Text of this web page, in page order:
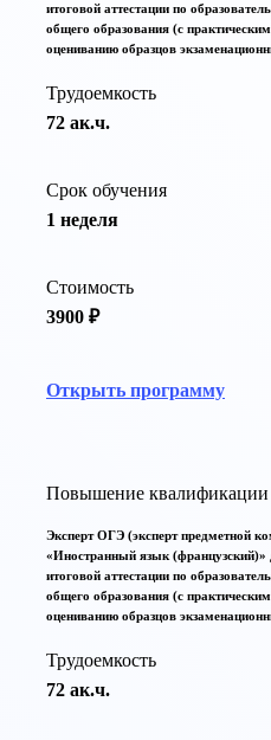
итоговой аттестации по
общего образования (с
оцениванию образцов
Трудоемкость
72 ак.ч.
Срок обучения
1 неделя
Стоимость
3900 ₽
Открыть программу
Повышение квалификации
Эксперт ОГЭ (эксперт предметной
«Иностранный язык (французский)»
итоговой аттестации по
общего образования (с
оцениванию образцов
Трудоемкость
72 ак.ч.